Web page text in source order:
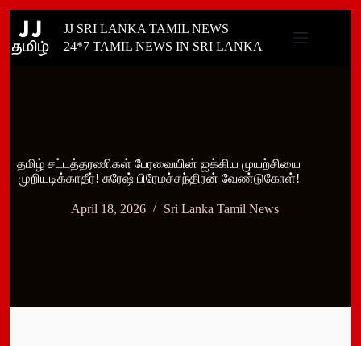
content
JJ SRI LANKA TAMIL NEWS
24*7 TAMIL NEWS IN SRI LANKA
தமிழ் சட்டத்தரணிகள் பேரவையின் ஐக்கிய முயற்சியை
முறியடிக்காதீர்! சுரேஷ் பிரேமச்சந்திரன் வேண்டுகோள்!
April 18, 2026 Sri Lanka Tamil News